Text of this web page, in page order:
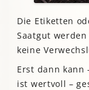
Die Etiketten
Saatgut
keine
Erst dann kann
ist wertvoll –